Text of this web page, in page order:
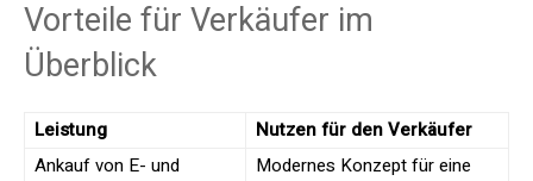
Vorteile für Verkäufer im
Überblick
Leistung
Nutzen für den Verkäufer
Ankauf von E- und
Modernes Konzept für eine